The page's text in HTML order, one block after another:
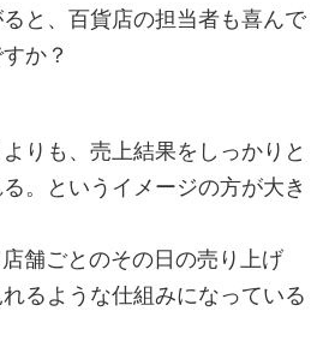
と、百貨店の担当者も喜んで
か？
りも、売上結果をしっかりと
。というイメージの方が大き
舗ごとのその日の売り上げ
るような仕組みになっている